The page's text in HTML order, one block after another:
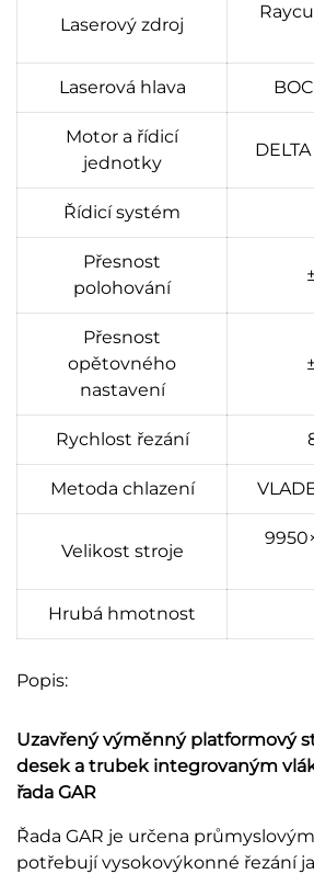
Laserový zdroj
Laserová hlava
Motor a řídicí
jednotky
Řídicí systém
Přesnost
polohování
Přesnost
opětovného
nastavení
Rychlost řezání
Metoda chlazení
Velikost stroje
Hrubá hmotnost
Popis:
Uzavřený výměnný platformový
desek a trubek integrovaným
řada GAR
Řada GAR je určena
potřebují vysokovýkonné řezání